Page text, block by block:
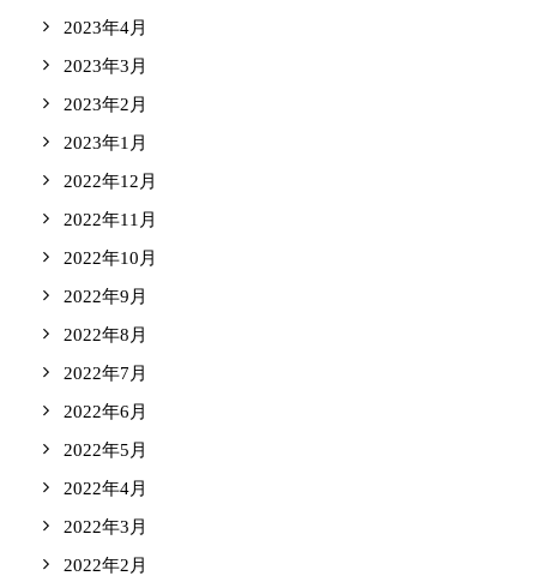
2023年4月
2023年3月
2023年2月
2023年1月
2022年12月
2022年11月
2022年10月
2022年9月
2022年8月
2022年7月
2022年6月
2022年5月
2022年4月
2022年3月
2022年2月